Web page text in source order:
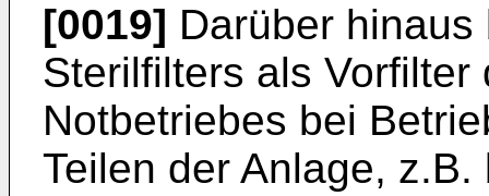
[0019] Darüber
Sterilfilters als
Notbetriebes bei
Teilen der Anlage,